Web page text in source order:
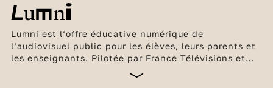
Lumni est l’offre éducative numérique de
l’audiovisuel public pour les élèves, leurs parents et
les enseignants. Pilotée par France Télévisions et